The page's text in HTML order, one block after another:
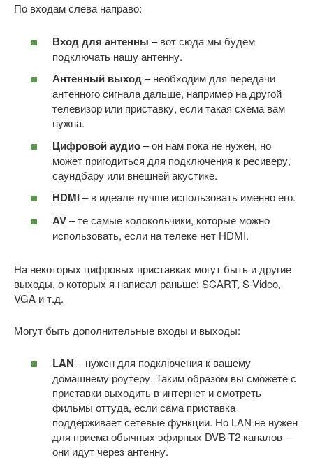
По входам слева направо:
Вход для антенны – вот сюда мы будем
подключать нашу антенну.
Антенный выход– необходим для передачи
антенного сигнала дальше, например на другой
телевизор или приставку, если такая схема вам
нужна.
Цифровой аудио– он нам пока не нужен, но
может пригодиться для подключения к ресиверу,
саундбару или внешней акустике.
HDMI– в идеале лучше использовать именно его.
AV– те самые колокольчики, которые можно
использовать, если на телеке нет HDMI.
На некоторых цифровых приставках могут быть и другие
выходы, о которых я написал раньше: SCART, S-Video,
VGA и т.д.
Могут быть дополнительные входы и выходы:
LAN – нужен для подключения к вашему
домашнему роутеру. Таким образом вы сможете с
приставки выходить в интернет и смотреть
фильмы оттуда, если сама приставка
поддерживает сетевые функции. Но LAN не нужен
для приема обычных эфирных DVB-T2 каналов –
они идут через антенну.